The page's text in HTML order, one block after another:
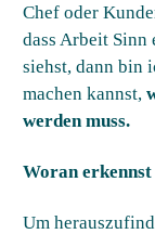
Chef oder
dass Arbeit Sinn
siehst, dann bin
machen kannst,
werden muss.
Woran erkennst
Um